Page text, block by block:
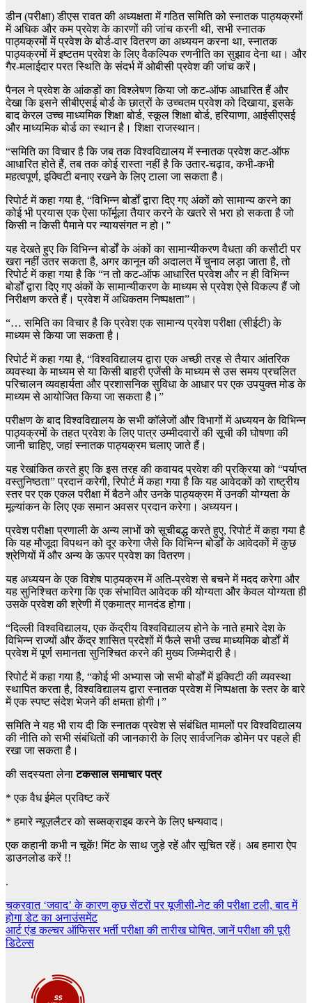
डीन (परीक्षा) डीएस रावत की अध्यक्षता में गठित समिति को स्नातक पाठ्यक्रमों
में अधिक और कम प्रवेश के कारणों की जांच करनी थी, सभी स्नातक
पाठ्यक्रमों में प्रवेश के बोर्ड-वार वितरण का अध्ययन करना था, स्नातक
पाठ्यक्रमों में इष्टतम प्रवेश के लिए वैकल्पिक रणनीति का सुझाव देना था। और
गैर-मलाईदार परत स्थिति के संदर्भ में ओबीसी प्रवेश की जांच करें।
पैनल ने प्रवेश के आंकड़ों का विश्लेषण किया जो कट-ऑफ आधारित हैं और
देखा कि इसने सीबीएसई बोर्ड के छात्रों के उच्चतम प्रवेश को दिखाया, इसके
बाद केरल उच्च माध्यमिक शिक्षा बोर्ड, स्कूल शिक्षा बोर्ड, हरियाणा, आईसीएसई
और माध्यमिक बोर्ड का स्थान है। शिक्षा राजस्थान।
“समिति का विचार है कि जब तक विश्वविद्यालय में स्नातक प्रवेश कट-ऑफ
आधारित होते हैं, तब तक कोई रास्ता नहीं है कि उतार-चढ़ाव, कभी-कभी
महत्वपूर्ण, इक्विटी बनाए रखने के लिए टाला जा सकता है।
रिपोर्ट में कहा गया है, “विभिन्न बोर्डों द्वारा दिए गए अंकों को सामान्य करने का
कोई भी प्रयास एक ऐसा फॉर्मूला तैयार करने के खतरे से भरा हो सकता है जो
किसी न किसी पैमाने पर न्यायसंगत न हो।”
यह देखते हुए कि विभिन्न बोर्डों के अंकों का सामान्यीकरण वैधता की कसौटी पर
खरा नहीं उतर सकता है, अगर कानून की अदालत में चुनाव लड़ा जाता है, तो
रिपोर्ट में कहा गया है कि “न तो कट-ऑफ आधारित प्रवेश और न ही विभिन्न
बोर्डों द्वारा दिए गए अंकों के सामान्यीकरण के माध्यम से प्रवेश ऐसे विकल्प हैं जो
निरीक्षण करते हैं। प्रवेश में अधिकतम निष्पक्षता”।
“… समिति का विचार है कि प्रवेश एक सामान्य प्रवेश परीक्षा (सीईटी) के
माध्यम से किया जा सकता है।
रिपोर्ट में कहा गया है, “विश्वविद्यालय द्वारा एक अच्छी तरह से तैयार आंतरिक
व्यवस्था के माध्यम से या किसी बाहरी एजेंसी के माध्यम से उस समय प्रचलित
परिचालन व्यवहार्यता और प्रशासनिक सुविधा के आधार पर एक उपयुक्त मोड के
माध्यम से आयोजित किया जा सकता है।”
परीक्षण के बाद विश्वविद्यालय के सभी कॉलेजों और विभागों में अध्ययन के विभिन्न
पाठ्यक्रमों के तहत प्रवेश के लिए पात्र उम्मीदवारों की सूची की घोषणा की
जानी चाहिए, जहां स्नातक पाठ्यक्रम चलाए जाते हैं।
यह रेखांकित करते हुए कि इस तरह की कवायद प्रवेश की प्रक्रिया को “पर्याप्त
वस्तुनिष्ठता” प्रदान करेगी, रिपोर्ट में कहा गया है कि यह आवेदकों को राष्ट्रीय
स्तर पर एक एकल परीक्षा में बैठने और उनके पाठ्यक्रम में उनकी योग्यता के
मूल्यांकन के लिए एक समान अवसर प्रदान करेगा। अध्ययन।
प्रवेश परीक्षा प्रणाली के अन्य लाभों को सूचीबद्ध करते हुए, रिपोर्ट में कहा गया है
कि यह मौजूदा विपथन को दूर करेगा जैसे कि विभिन्न बोर्डों के आवेदकों में कुछ
श्रेणियों में और अन्य के ऊपर प्रवेश का वितरण।
यह अध्ययन के एक विशेष पाठ्यक्रम में अति-प्रवेश से बचने में मदद करेगा और
यह सुनिश्चित करेगा कि एक संभावित आवेदक की योग्यता और केवल योग्यता ही
उसके प्रवेश की श्रेणी में एकमात्र मानदंड होगा।
“दिल्ली विश्वविद्यालय, एक केंद्रीय विश्वविद्यालय होने के नाते हमारे देश के
विभिन्न राज्यों और केंद्र शासित प्रदेशों में फैले सभी उच्च माध्यमिक बोर्डों में
प्रवेश में पूर्ण समानता सुनिश्चित करने की मुख्य जिम्मेदारी है।
रिपोर्ट में कहा गया है, “कोई भी अभ्यास जो सभी बोर्डों में इक्विटी की व्यवस्था
स्थापित करता है, विश्वविद्यालय द्वारा स्नातक प्रवेश में निष्पक्षता के स्तर के बारे
में एक स्पष्ट संदेश भेजने की क्षमता होगी।”
समिति ने यह भी राय दी कि स्नातक प्रवेश से संबंधित मामलों पर विश्वविद्यालय
की नीति को सभी संबंधितों की जानकारी के लिए सार्वजनिक डोमेन पर पहले ही
रखा जा सकता है।
की सदस्यता लेनाटकसाल समाचार पत्र
* एक वैध ईमेल प्रविष्ट करें
* हमारे न्यूज़लैटर को सब्सक्राइब करने के लिए धन्यवाद।
एक कहानी कभी न चूकें! मिंट के साथ जुड़े रहें और सूचित रहें। अब हमारा ऐप
डाउनलोड करें !!
.
Post
navigation
चक्रवात ‘जवाद’ के कारण कुछ सेंटरों पर यूजीसी-नेट की परीक्षा टली, बाद में
होगा डेट का अनाउंसमेंट
आर्ट एंड कल्चर ऑफिसर भर्ती परीक्षा की तारीख घोषित, जानें परीक्षा की पूरी
डिटेल्स